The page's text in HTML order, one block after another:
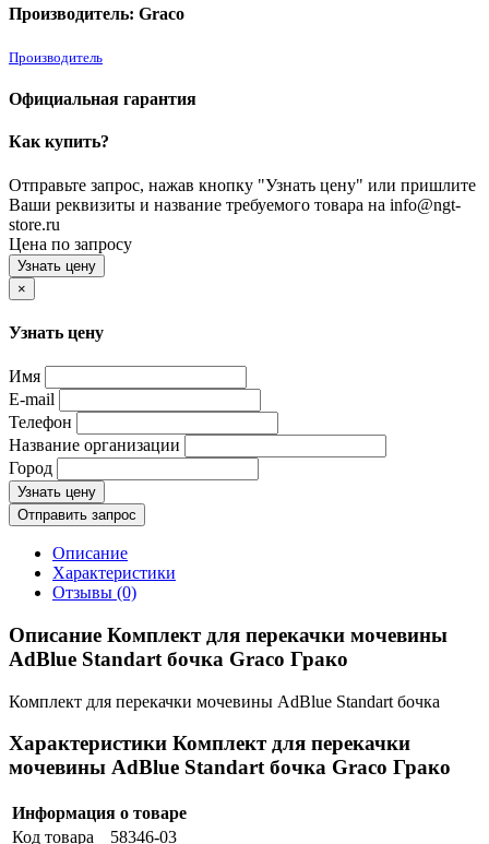
Производитель: Graco
Производитель
Официальная гарантия
Как купить?
Отправьте запрос, нажав кнопку "Узнать цену" или пришлите
Ваши реквизиты и название требуемого товара на info@ngt-
store.ru
Цена по запросу
Узнать цену
×
Узнать цену
Имя
E-mail
Телефон
Название организации
Город
Узнать цену
Отправить запрос
Описание
Характеристики
Отзывы (0)
Описание Комплект для перекачки мочевины
AdBlue Standart бочка Graco Грако
Комплект для перекачки мочевины AdBlue Standart бочка
Характеристики Комплект для перекачки
мочевины AdBlue Standart бочка Graco Грако
Информация о товаре
Код товара
58346-03